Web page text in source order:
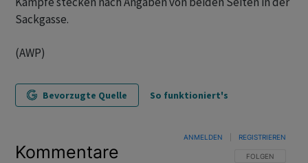
Sackgasse.
(AWP)
Bevorzugte Quelle So funktioniert's
Kommentare FOLGE DIESER
FOLGEN
ANMELDEN REGISTRIEREN